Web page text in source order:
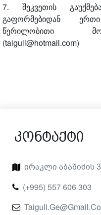
7. შეკვეთის
გაფორმებიდან
წერილობითი
(taiguli@hotmail.com)
Კონტაქტი
Ირაკლი Აბაშიძის
(+995) 557 606 303